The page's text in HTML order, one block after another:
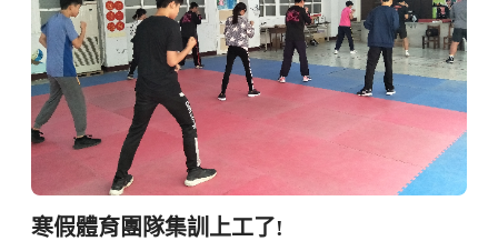
寒假體育團隊集訓上工了!